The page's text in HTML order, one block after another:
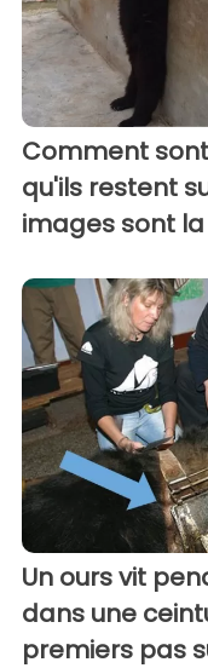
Comment
qu'ils restent
images sont
Un ours vit
dans une
premiers pas